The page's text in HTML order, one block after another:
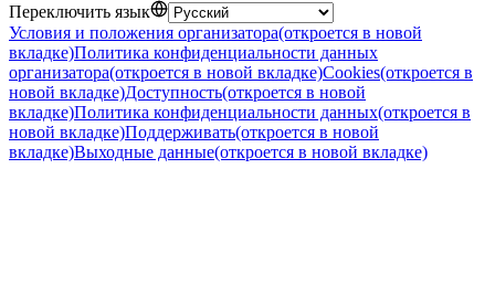
Переключить язык
Условия и положения организатора(откроется в новой
вкладке)Политика конфиденциальности данных
организатора(откроется в новой вкладке)Cookies(откроется в
новой вкладке)Доступность(откроется в новой
вкладке)Политика конфиденциальности данных(откроется в
новой вкладке)Поддерживать(откроется в новой
вкладке)Выходные данные(откроется в новой вкладке)